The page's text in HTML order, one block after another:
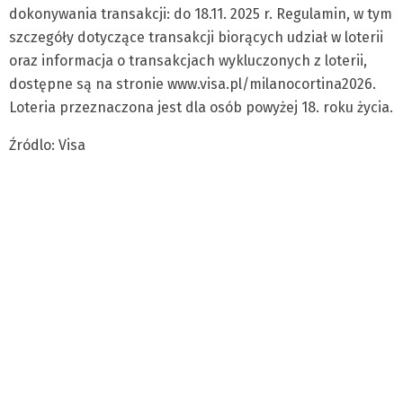
dokonywania transakcji: do 18.11. 2025 r. Regulamin, w tym
szczegóły dotyczące transakcji biorących udział w loterii
oraz informacja o transakcjach wykluczonych z loterii,
dostępne są na stronie www.visa.pl/milanocortina2026.
Loteria przeznaczona jest dla osób powyżej 18. roku życia.
Źródlo: Visa